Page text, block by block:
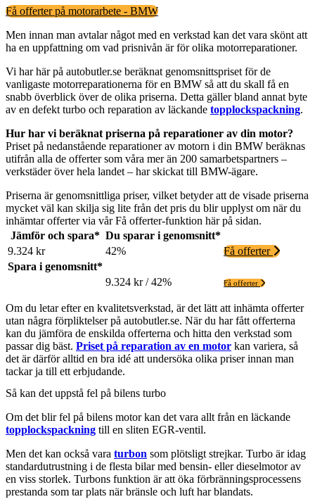
Få offerter på motorarbete - BMW
Men innan man avtalar något med en verkstad kan det vara skönt att
ha en uppfattning om vad prisnivån är för olika motorreparationer.
Vi har här på autobutler.se beräknat genomsnittspriset för de
vanligaste motorreparationerna för en BMW så att du skall få en
snabb överblick över de olika priserna. Detta gäller bland annat byte
av en defekt turbo och reparation av läckande topplockspackning.
Hur har vi beräknat priserna på reparationer av din motor?
Priset på nedanstående reparationer av motorn i din BMW beräknas
utifrån alla de offerter som våra mer än 200 samarbetspartners –
verkstäder över hela landet – har skickat till BMW-ägare.
Priserna är genomsnittliga priser, vilket betyder att de visade priserna
mycket väl kan skilja sig lite från det pris du blir upplyst om när du
inhämtar offerter via vår Få offerter-funktion här på sidan.
Jämför och spara* Du sparar i genomsnitt*
9.324 kr
42%
Få offerter
Spara i genomsnitt*
9.324 kr / 42%
Få offerter
Om du letar efter en kvalitetsverkstad, är det lätt att inhämta offerter
utan några förpliktelser på autobutler.se. När du har fått offerterna
kan du jämföra de enskilda offerterna och hitta den verkstad som
passar dig bäst. Priset på reparation av en motor kan variera, så
det är därför alltid en bra idé att undersöka olika priser innan man
tackar ja till ett erbjudande.
Så kan det uppstå fel på bilens turbo
Om det blir fel på bilens motor kan det vara allt från en läckande
topplockspackning till en sliten EGR-ventil.
Men det kan också vara turbon som plötsligt strejkar. Turbo är idag
standardutrustning i de flesta bilar med bensin- eller dieselmotor av
en viss storlek. Turbons funktion är att öka förbränningsprocessens
prestanda som tar plats när bränsle och luft har blandats.